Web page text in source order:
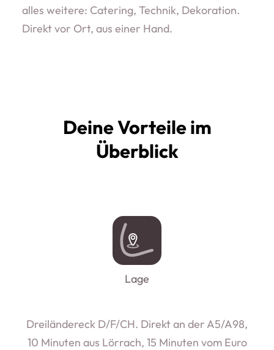
alles weitere: Catering, Technik, Dekoration.
Direkt vor Ort, aus einer Hand.
Deine Vorteile im
Überblick
Lage
Dreiländereck D/F/CH. Direkt an der A5/A98,
10 Minuten aus Lörrach, 15 Minuten vom Euro